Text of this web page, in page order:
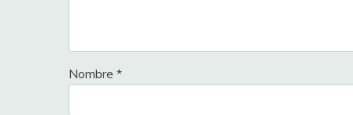
Nombre *